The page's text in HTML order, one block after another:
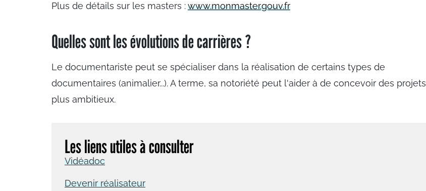
Plus de détails sur les masters :www.monmaster.gouv.fr
Quelles sont les évolutions de carrières ?
Le documentariste peut se spécialiser dans la réalisation de certains types de
documentaires (animalier...). A terme, sa notoriété peut l'aider à de concevoir des projets
plus ambitieux.
Les liens utiles à consulter
Vidéadoc
Devenir réalisateur